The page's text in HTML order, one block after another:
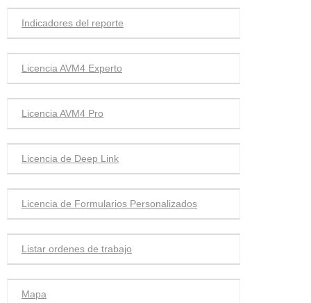
Indicadores del reporte
Licencia AVM4 Experto
Licencia AVM4 Pro
Licencia de Deep Link
Licencia de Formularios Personalizados
Listar ordenes de trabajo
Mapa